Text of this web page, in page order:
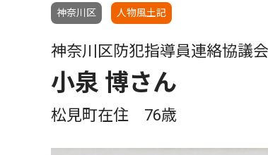
神奈川区 人物風土記
神奈川区防犯指導員連絡協議
小泉 博さん
松見町在住 76歳